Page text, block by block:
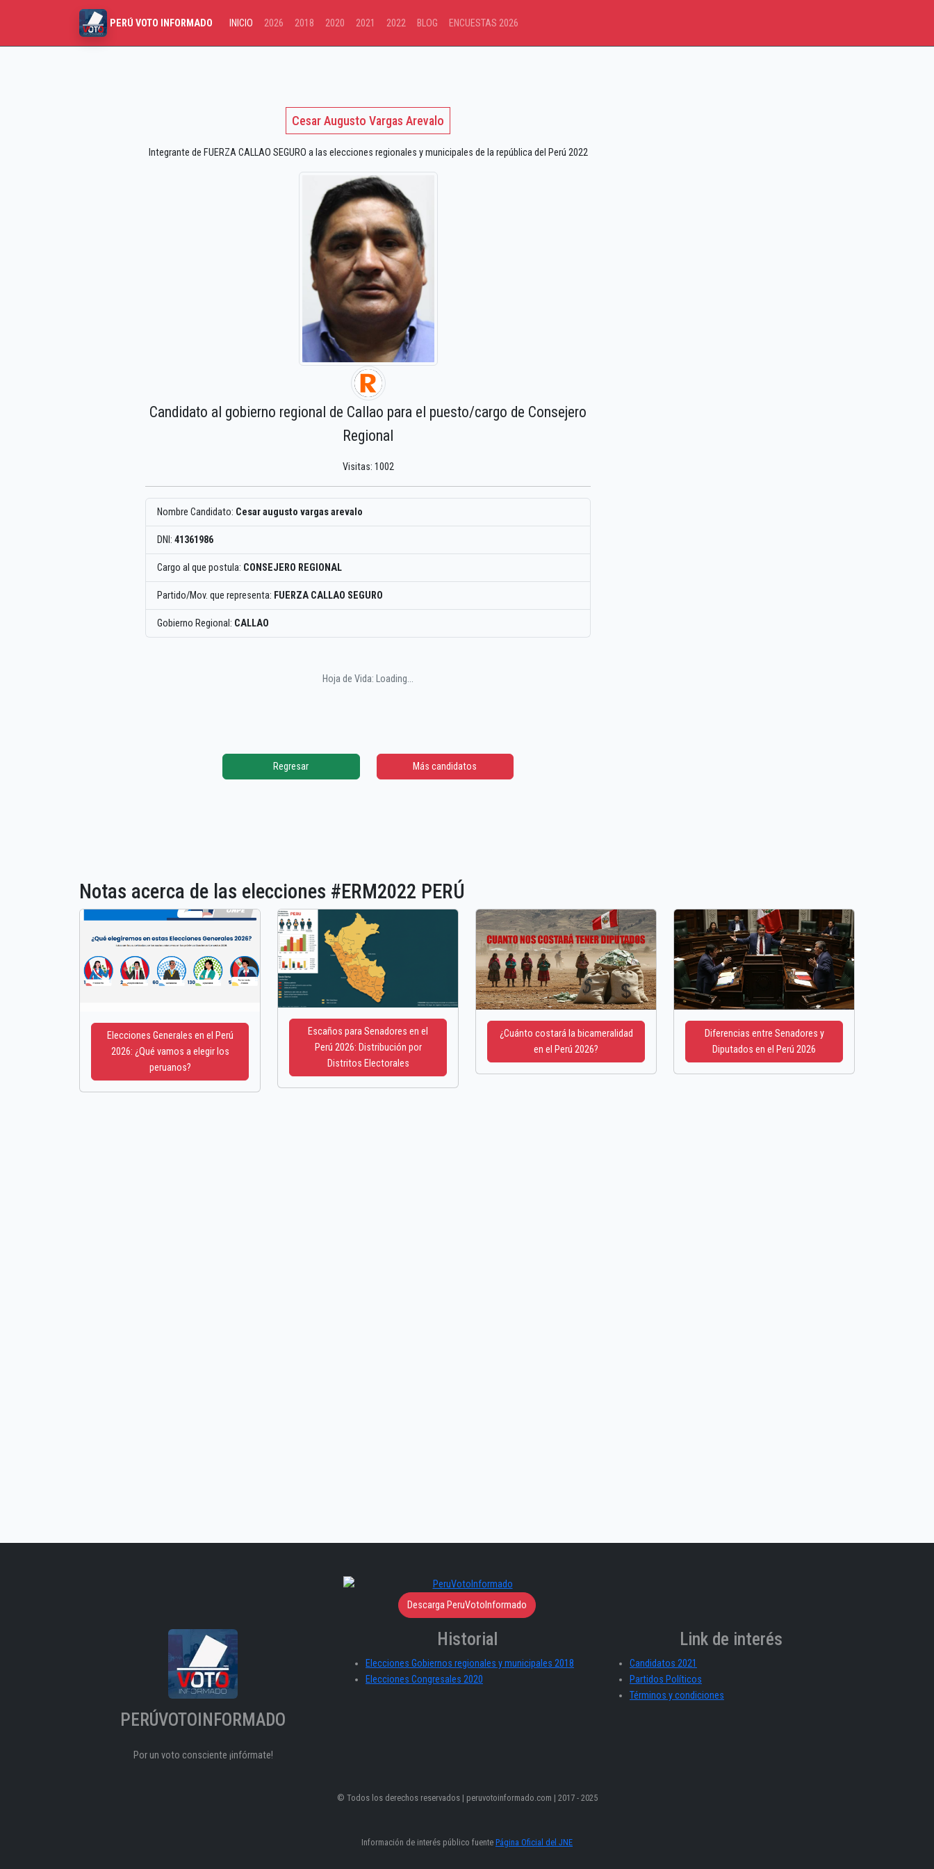
PERÚ VOTO INFORMADO INICIO 2026 2018 2020 2021 2022 BLOG ENCUESTAS 2026
Cesar Augusto Vargas Arevalo
Integrante de FUERZA CALLAO SEGURO a las elecciones regionales y municipales de la república del Perú 2022
Candidato al gobierno regional de Callao para el puesto/cargo de Consejero
Regional
Visitas: 1002
Nombre Candidato: Cesar augusto vargas arevalo
DNI: 41361986
Cargo al que postula: CONSEJERO REGIONAL
Partido/Mov. que representa: FUERZA CALLAO SEGURO
Gobierno Regional: CALLAO
Hoja de Vida: Loading...
Regresar Más candidatos
Notas acerca de las elecciones #ERM2022 PERÚ
Elecciones Generales en el Perú
2026: ¿Qué vamos a elegir los
peruanos?
Escaños para Senadores en el
Perú 2026: Distribución por
Distritos Electorales
¿Cuánto costará la bicameralidad
en el Perú 2026?
Diferencias entre Senadores y
Diputados en el Perú 2026
Descarga PeruVotoInformado
PERÚVOTOINFORMADO
Por un voto consciente ¡infórmate!
Historial
Elecciones Gobiernos regionales y municipales 2018
Elecciones Congresales 2020
Link de interés
Candidatos 2021
Partidos Políticos
Términos y condiciones
© Todos los derechos reservados | peruvotoinformado.com | 2017 - 2025
Información de interés público fuente Página Oficial del JNE